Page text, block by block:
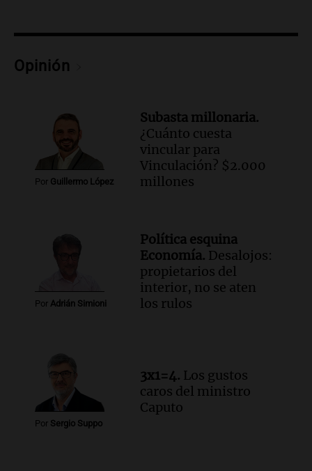
del desayuno ideal: qué alimentos
Una mañana para todos
Audio. Murió Jorge Messi
Una mañana para todos
Episodios
Audio.Mateo, a los 25 años, lucha
Episodios
Audio.
Estiman que la inflación nacional
de julio será menor al 2,9% registrado
en CABA
Una mañana para todos
cabra que llevaba ocho días atrapada en
un precipicio
Una mañana para todos
Episodios
Audio.Chile planteó mejorar la
Opinión
Por Guillermo López
Subasta millonaria.
¿Cuánto cuesta
vincular para
Vinculación? $2.000
millones
Por Adrián Simioni
Política esquina
Economía. Desalojos:
propietarios del
interior, no se aten
los rulos
Por Sergio Suppo
3x1=4. Los gustos
caros del ministro
Caputo